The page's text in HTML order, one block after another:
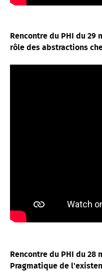
Rencontre du PHI du 29
rôle des abstractions
Rencontre du PHI du 28
Pragmatique de